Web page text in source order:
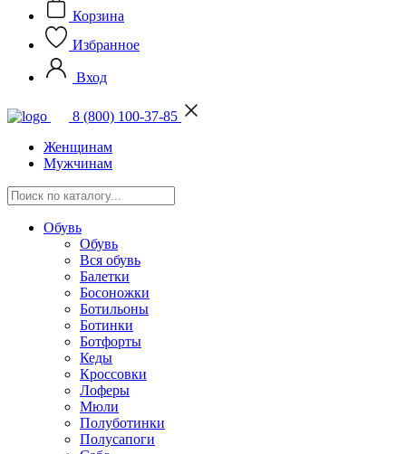
Корзина
Избранное
Вход
8 (800) 100-37-85
Женщинам
Мужчинам
Обувь
Обувь
Вся обувь
Балетки
Босоножки
Ботильоны
Ботинки
Ботфорты
Кеды
Кроссовки
Лоферы
Мюли
Полуботинки
Полусапоги